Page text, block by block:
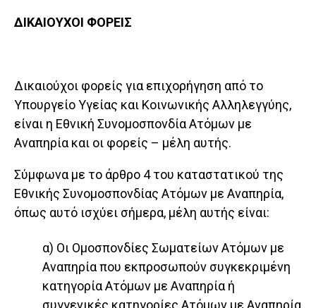
ΔΙΚΑΙΟΥΧΟΙ ΦΟΡΕΙΣ
Δικαιούχοι φορείς για επιχορήγηση από το
Υπουργείο Υγείας και Κοινωνικής Αλληλεγγύης,
είναι η Εθνική Συ­νομοσπονδία Ατόμων με
Αναπηρία και οι φορείς – μέλη αυτής.
Σύμφωνα με το άρθρο 4 του καταστατικού της
Εθνι­κής Συνομοσπονδίας Ατόμων με Αναπηρία,
όπως αυτό ισχύει σήμερα, μέλη αυτής είναι:
α) Οι Ομοσπονδίες Σωματείων Ατόμων με
Αναπηρία που εκπροσωπούν συγκεκριμένη
κατηγορία Ατόμων με Αναπηρία ή
συγγενικές κατηγορίες Ατόμων με Αναπηρία